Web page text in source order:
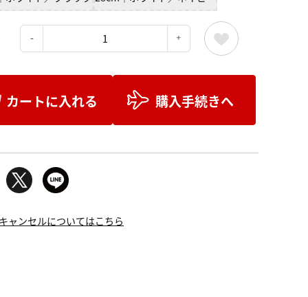
カートに入れる 購入手続きへ
ャンセルについてはこちら